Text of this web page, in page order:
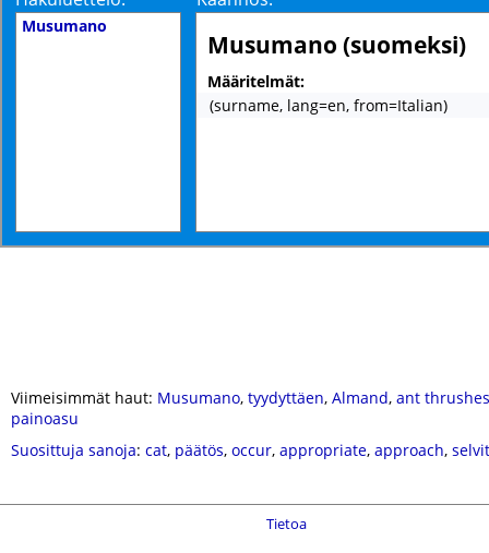
Musumano
Musumano (suomeksi)
Määritelmät:
(surname, lang=en, from=Italian)
Viimeisimmät haut: Musumano, tyydyttäen, Almand, ant thrushes
painoasu
Suosittuja sanoja: cat, päätös, occur, appropriate, approach,
Tietoa